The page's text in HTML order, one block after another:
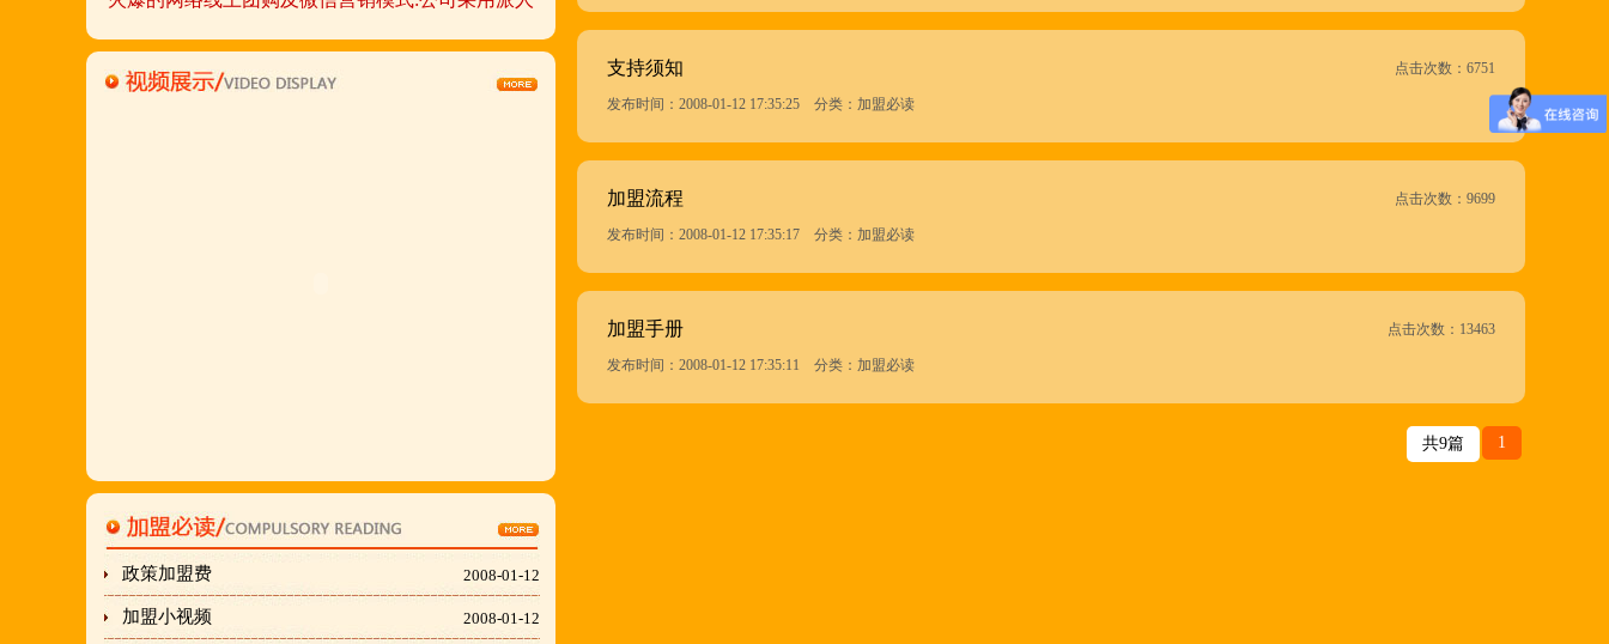
羊排突出鲜,香,嫩;香辣虾口感纯正,营养丰富,回头客
多,易操作,夏天生意更火爆;无需聘厨师;是中小餐饮
穆香存老师:13281876669
何恒震总监:18037166596
"胡羊排"是国家工商总局核准注册商标,
隶属于金顶鲜企业集团下属
政策加盟费 2008-01-12
加盟小视频 2008-01-12
支持须知 点击次数：6751
发布时间：2008-01-12 17:35:25 分类：加盟必读
加盟流程 点击次数：9699
发布时间：2008-01-12 17:35:17 分类：加盟必读
加盟手册 点击次数：13463
发布时间：2008-01-12 17:35:11 分类：加盟必读
共9篇 1